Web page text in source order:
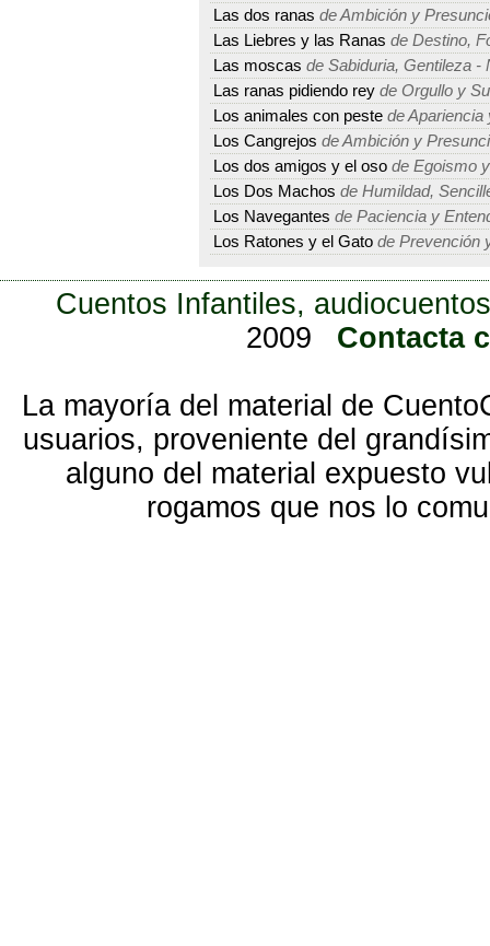
Las dos ranas de Ambición y
Las Liebres y las Ranas de Destino,
Las moscas de Sabiduria, Gentileza -
Las ranas pidiendo rey de Orgullo y
Los animales con peste de Apariencia
Los Cangrejos de Ambición y
Los dos amigos y el oso de Egoismo
Los Dos Machos de Humildad,
Los Navegantes de Paciencia y
Los Ratones y el Gato de Prevención
Cuentos Infantiles,
2009
Contacta
La mayoría del material de
usuarios, proveniente del
alguno del material expuesto
rogamos que nos lo